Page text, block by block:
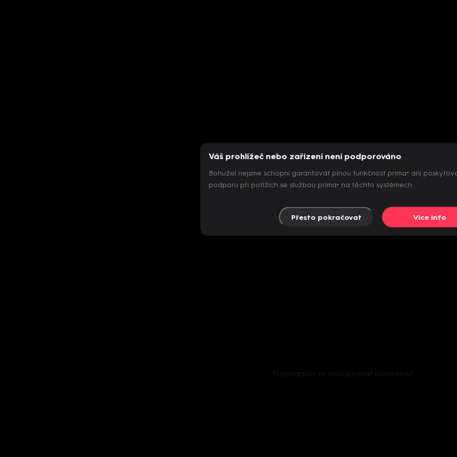
Nepodařilo se inicializovat přehrávač
Váš prohlížeč nebo zařízení není podporováno
Bohužel nejsme schopni garantovat plnou funkčnost prima+ ani
podporu při potížích se službou prima+ na těchto systémech.
Přesto pokračovat Více info